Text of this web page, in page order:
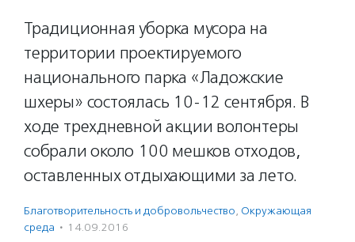
Традиционная уборка мусора на
территории проектируемого
национального парка «Ладожские
шхеры» состоялась 10-12 сентября. В
ходе трехдневной акции волонтеры
собрали около 100 мешков отходов,
оставленных отдыхающими за лето.
Благотвори­тель­ность и доброволь­чест­во, Окружающая
среда · 14.09.2016